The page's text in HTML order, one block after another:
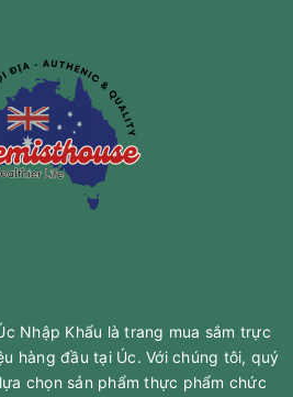
Nhập Khẩu là trang mua sắm trực
hàng đầu tại Úc. Với chúng tôi, quý
chọn sản phẩm thực phẩm chức